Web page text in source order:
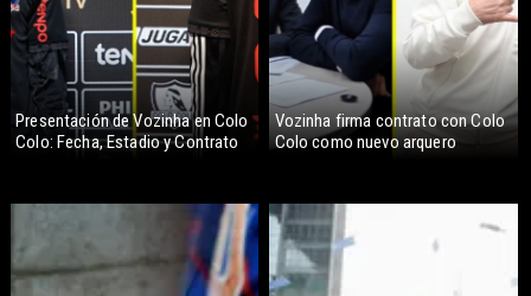
Presentación de Vozinha en Colo
Colo: Fecha, Estadio y Contrato
Vozinha firma contrato con Colo
Colo como nuevo arquero